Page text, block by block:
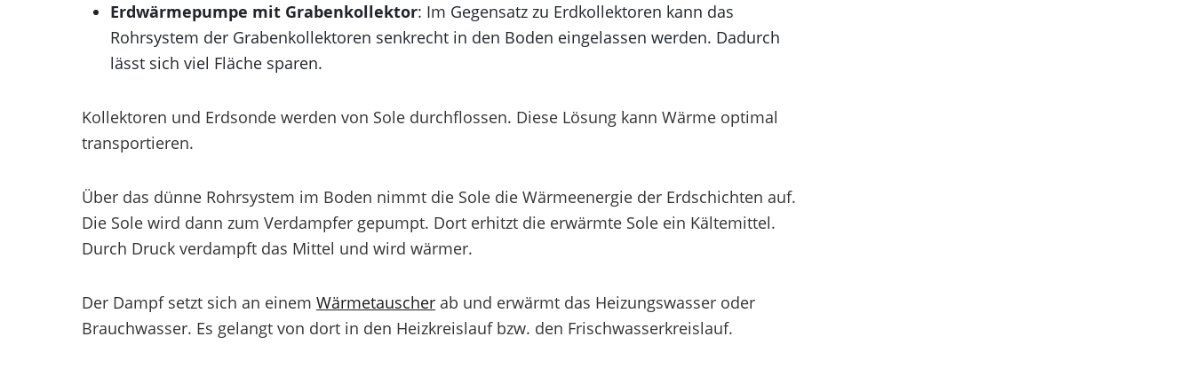
Erdwärmepumpe mit Grabenkollektor: Im Gegensatz zu Erdkollektoren kann das
Rohrsystem der Grabenkollektoren senkrecht in den Boden eingelassen werden. Dadurch
lässt sich viel Fläche sparen.
Kollektoren und Erdsonde werden von Sole durchflossen. Diese Lösung kann Wärme optimal
transportieren.
Über das dünne Rohrsystem im Boden nimmt die Sole die Wärmeenergie der Erdschichten auf.
Die Sole wird dann zum Verdampfer gepumpt. Dort erhitzt die erwärmte Sole ein Kältemittel.
Durch Druck verdampft das Mittel und wird wärmer.
Der Dampf setzt sich an einem Wärmetauscher ab und erwärmt das Heizungswasser oder
Brauchwasser. Es gelangt von dort in den Heizkreislauf bzw. den Frischwasserkreislauf.